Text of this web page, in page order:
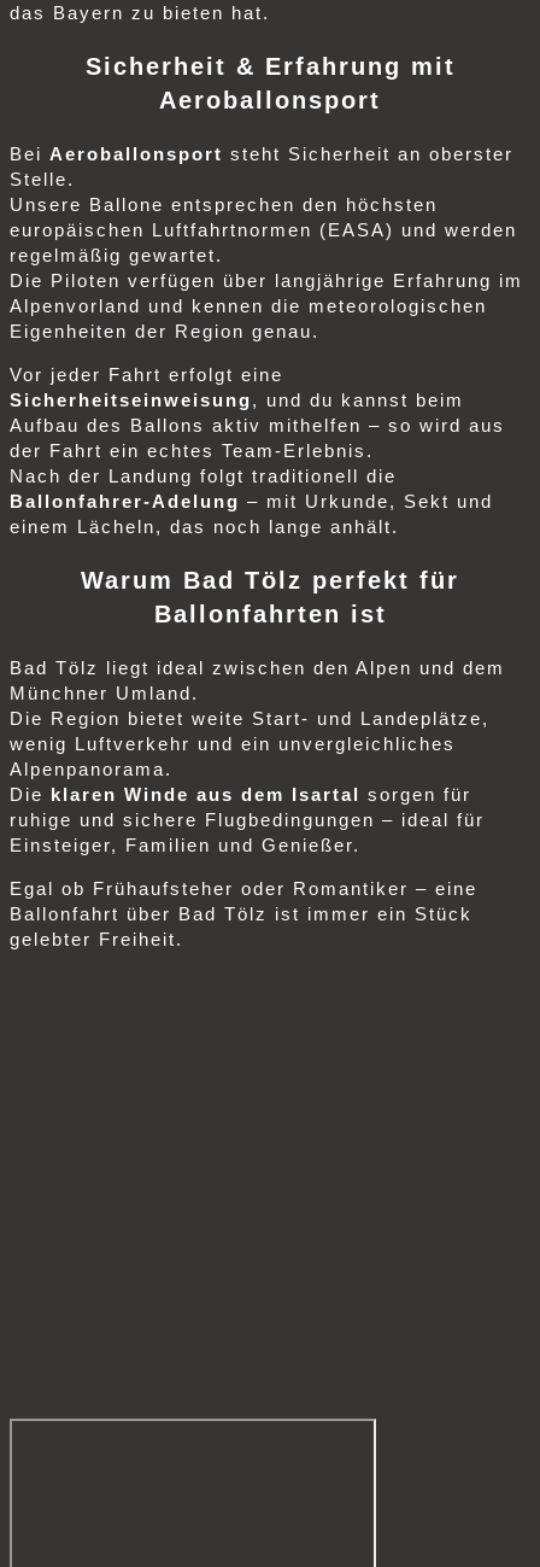
das Bayern zu bieten hat.
Sicherheit & Erfahrung mit
Aeroballonsport
Bei Aeroballonsport steht Sicherheit an oberster
Stelle.
Unsere Ballone entsprechen den höchsten
europäischen Luftfahrtnormen (EASA) und werden
regelmäßig gewartet.
Die Piloten verfügen über langjährige Erfahrung im
Alpenvorland und kennen die meteorologischen
Eigenheiten der Region genau.
Vor jeder Fahrt erfolgt eine
Sicherheitseinweisung, und du kannst beim
Aufbau des Ballons aktiv mithelfen – so wird aus
der Fahrt ein echtes Team-Erlebnis.
Nach der Landung folgt traditionell die
Ballonfahrer-Adelung – mit Urkunde, Sekt und
einem Lächeln, das noch lange anhält.
Warum Bad Tölz perfekt für
Ballonfahrten ist
Bad Tölz liegt ideal zwischen den Alpen und dem
Münchner Umland.
Die Region bietet weite Start- und Landeplätze,
wenig Luftverkehr und ein unvergleichliches
Alpenpanorama.
Die klaren Winde aus dem Isartal sorgen für
ruhige und sichere Flugbedingungen – ideal für
Einsteiger, Familien und Genießer.
Egal ob Frühaufsteher oder Romantiker – eine
Ballonfahrt über Bad Tölz ist immer ein Stück
gelebter Freiheit.